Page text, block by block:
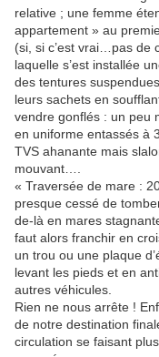
relative ; une femme
appartement » au
(si, si c’est vrai…pas de
laquelle s’est installée
des tentures
leurs sachets en
vendre gonflés : un peu
en uniforme entassés à
TVS ahanante mais
mouvant….
« Traversée de mare :
presque cessé de
de-là en mares
faut alors franchir en
un trou ou une plaque
levant les pieds et en
autres véhicules.
Rien ne nous arrête !
de notre destination
circulation se faisant